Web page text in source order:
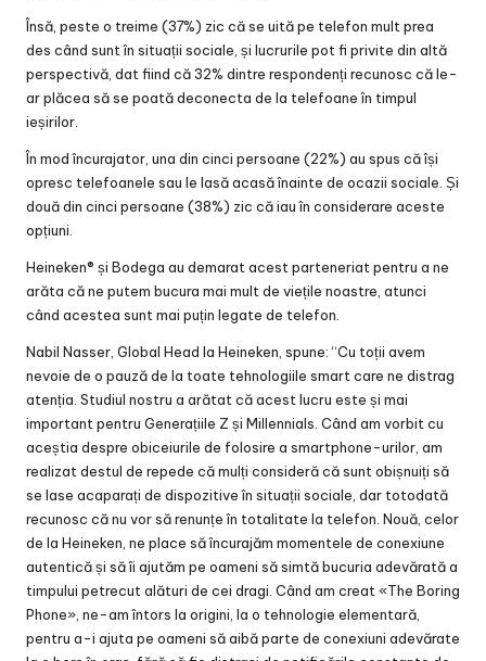
Însă, peste o treime (37%) zic că se uită pe telefon mult prea
des când sunt în situații sociale, și lucrurile pot fi privite din altă
perspectivă, dat fiind că 32% dintre respondenți recunosc că le-
ar plăcea să se poată deconecta de la telefoane în timpul
ieșirilor.
În mod încurajator, una din cinci persoane (22%) au spus că își
opresc telefoanele sau le lasă acasă înainte de ocazii sociale. Și
două din cinci persoane (38%) zic că iau în considerare aceste
opțiuni.
Heineken® și Bodega au demarat acest parteneriat pentru a ne
arăta că ne putem bucura mai mult de viețile noastre, atunci
când acestea sunt mai puțin legate de telefon.
Nabil Nasser, Global Head la Heineken, spune: “Cu toții avem
nevoie de o pauză de la toate tehnologiile smart care ne distrag
atenția. Studiul nostru a arătat că acest lucru este și mai
important pentru Generațiile Z și Millennials. Când am vorbit cu
aceștia despre obiceiurile de folosire a smartphone-urilor, am
realizat destul de repede că mulți consideră că sunt obișnuiți să
se lase acaparați de dispozitive în situații sociale, dar totodată
recunosc că nu vor să renunțe în totalitate la telefon. Nouă, celor
de la Heineken, ne place să încurajăm momentele de conexiune
autentică și să îi ajutăm pe oameni să simtă bucuria adevărată a
timpului petrecut alături de cei dragi. Când am creat «The Boring
Phone», ne-am întors la origini, la o tehnologie elementară,
pentru a-i ajuta pe oameni să aibă parte de conexiuni adevărate